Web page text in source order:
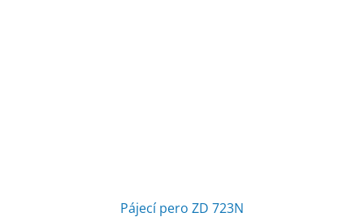
Pájecí pero ZD 723N